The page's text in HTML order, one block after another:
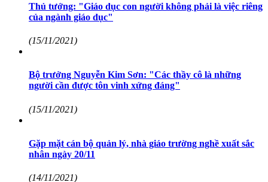
Thủ tướng: "Giáo dục con người không phải là việc riêng
của ngành giáo dục"
(15/11/2021)
Bộ trưởng Nguyễn Kim Sơn: "Các thầy cô là những
người cần được tôn vinh xứng đáng"
(15/11/2021)
Gặp mặt cán bộ quản lý, nhà giáo trường nghề xuất sắc
nhân ngày 20/11
(14/11/2021)